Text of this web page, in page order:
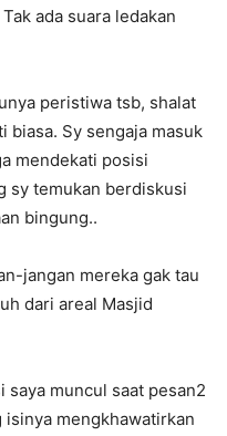
ada suara ledakan
peristiwa tsb, shalat
biasa. Sy sengaja masuk
mendekati posisi
sy temukan berdiskusi
bingung..
jangan mereka gak tau
dari areal Masjid
muncul saat pesan2
isinya mengkhawatirkan